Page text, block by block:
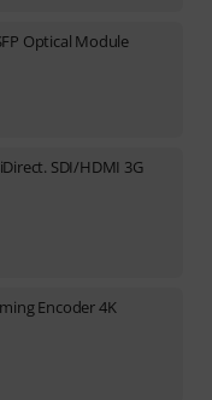
Optical Module
SDI/HDMI 3G
Encoder 4K